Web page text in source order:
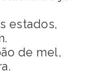
estados,
de mel,